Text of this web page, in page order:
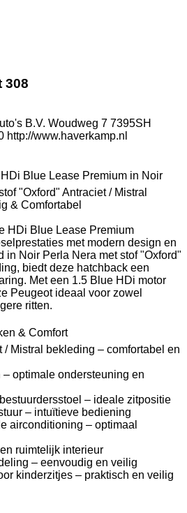
308
B.V. Woudweg 7 7395SH
www.haverkamp.nl
Blue Lease Premium in Noir
"Oxford" Antraciet / Mistral
& Comfortabel
HDi Blue Lease Premium
met modern design en
in Noir Perla Nera met stof "Oxford"
biedt deze hatchback een
Met een 1.5 Blue HDi motor
Peugeot ideaal voor zowel
ritten.
& Comfort
/ Mistral bekleding – comfortabel en
– optimale ondersteuning en
– ideale zitpositie
– intuïtieve bediening
airconditioning – optimaal
ruimtelijk interieur
– eenvoudig en veilig
kinderzitjes – praktisch en veilig